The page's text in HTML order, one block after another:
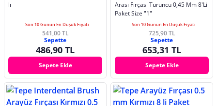
lı
Son 10 Günün En Düşük Fiyatı
541,00 TL
Sepette
486,90 TL
Sepete Ekle
Arası Fırçası Turuncu 0,45 Mm 8'Li
Paket Size "1"
Son 10 Günün En Düşük Fiyatı
725,90 TL
Sepette
653,31 TL
Sepete Ekle